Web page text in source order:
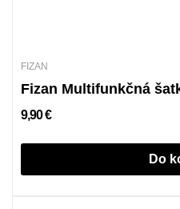
FIZAN
Fizan Multifunkčná
9,90 €
Do